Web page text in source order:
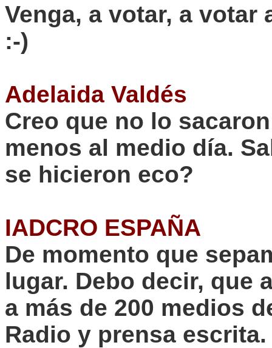
Venga, a votar, a votar
:-)
Adelaida Valdés
Creo que no lo
menos al medio día.
se hicieron eco?
IADCRO ESPAÑA
De momento que
lugar. Debo decir, que
a más de 200 medios
Radio y prensa escrita.